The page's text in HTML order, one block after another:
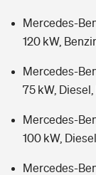
Mercedes-
120 kW,
Mercedes-
75 kW,
Mercedes-
100 kW,
Mercedes-